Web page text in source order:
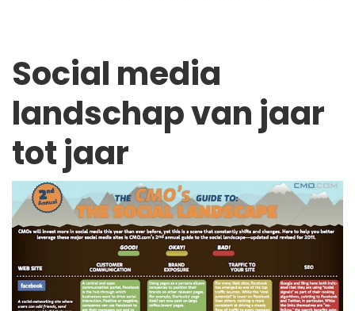
Social media
landschap van jaar
tot jaar